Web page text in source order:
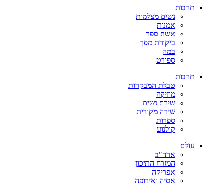
תרבות
נשים מצלמות
אמנות
אשת ספר
ביקורת מסך
במה
ספורט
תרבות
טבלת המבקרות
מוזיקה
שירת נשים
שירה מקורית
ספרות
קולנוע
עולם
ארה"ב
המזרח התיכון
אפריקה
אסיה ואירופה